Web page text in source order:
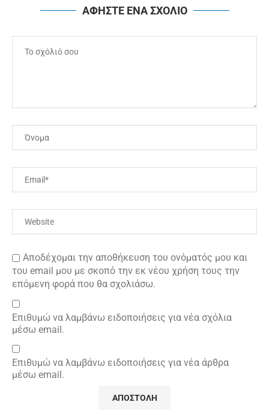
ΑΦΗΣΤΕ ΕΝΑ ΣΧΟΛΙΟ
Αποδέχομαι την αποθήκευση του ονόματός μου και
του email μου με σκοπό την εκ νέου χρήση τους την
επόμενη φορά που θα σχολιάσω.
Επιθυμώ να λαμβάνω ειδοποιήσεις για νέα σχόλια
μέσω email.
Επιθυμώ να λαμβάνω ειδοποιήσεις για νέα άρθρα
μέσω email.